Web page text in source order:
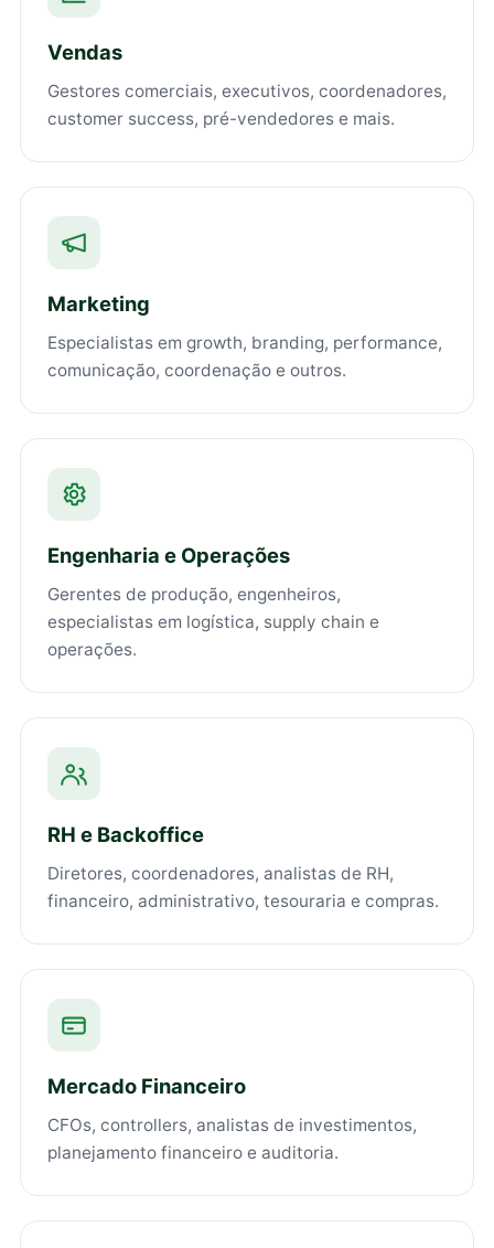
Vendas
Gestores comerciais, executivos, coordenadores,
customer success, pré-vendedores e mais.
Marketing
Especialistas em growth, branding, performance,
comunicação, coordenação e outros.
Engenharia e Operações
Gerentes de produção, engenheiros,
especialistas em logística, supply chain e
operações.
RH e Backoffice
Diretores, coordenadores, analistas de RH,
financeiro, administrativo, tesouraria e compras.
Mercado Financeiro
CFOs, controllers, analistas de investimentos,
planejamento financeiro e auditoria.